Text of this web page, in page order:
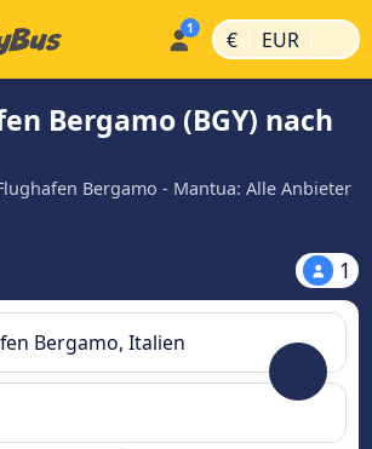
€ | EUR |
Bergamo (BGY) nach
Bergamo - Mantua: Alle Anbieter
1